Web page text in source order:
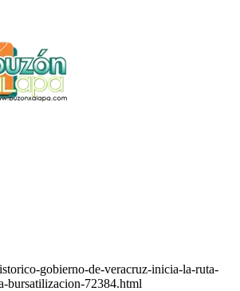
gobierno-de-veracruz-inicia-la-ruta-
bursatilizacion-72384.html